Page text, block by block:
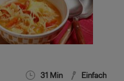
31 Min Einfach